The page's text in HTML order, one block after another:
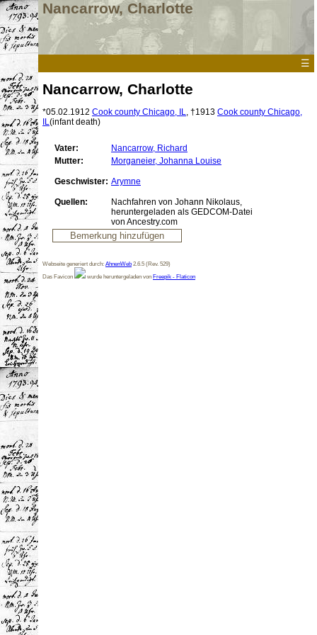
Nancarrow, Charlotte
☰
Nancarrow, Charlotte
*05.02.1912 Cook county Chicago, IL, †1913 Cook county Chicago,
IL(infant death)
Vater:
Nancarrow, Richard
Mutter:
Morganeier, Johanna Louise
Geschwister: Arymne
Quellen:
Nachfahren von Johann Nikolaus,
heruntergeladen als GEDCOM-Datei
von Ancestry.com
Webseite generiert durch: AhnenWeb 2.6.5 (Rev. 529)
Das Favicon
wurde heruntergeladen von Freepik - Flaticon